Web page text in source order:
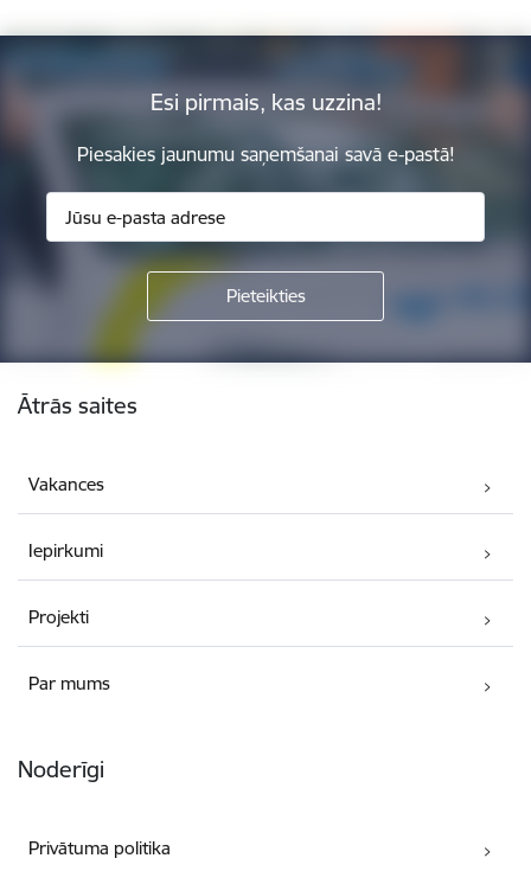
Esi pirmais, kas uzzina!
Piesakies jaunumu saņemšanai savā e-pastā!
Ātrās saites
Vakances
Iepirkumi
Projekti
Par mums
Noderīgi
Privātuma politika